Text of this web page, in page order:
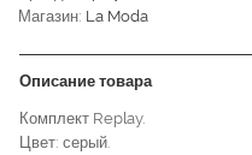
Магазин: La Moda
Описание товара
Комплект Replay.
Цвет: серый.